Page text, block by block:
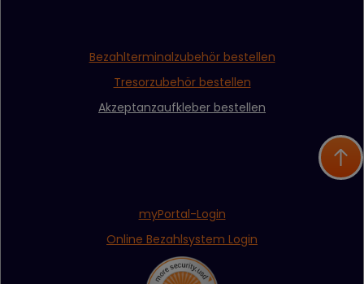
Bezahlterminalzubehör bestellen
Tresorzubehör bestellen
Akzeptanzaufkleber bestellen
myPortal-Login
Online Bezahlsystem Login